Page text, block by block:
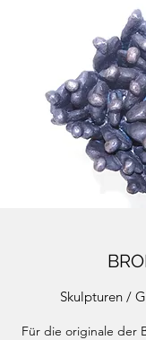
Skulpturen /
Für die originale der